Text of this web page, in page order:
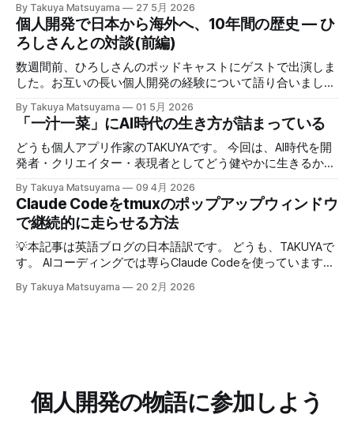
で癖になっている批判的思考を完全オフにし、相槌に全神経
を注ぐ、というものだ。「へぇ」「うん」「うーん」「なる
ほど〜」と、相手の話にどんなバリエーションで返そうかと
いう所に集中する。騙されたと思って試してみて欲しいんだ
が、このお陰で相手の話がよく理解できて、自然なフォロー
アップの質問やリアクションが浮かぶようになる。こちらか
ら頑張って面白い話をひねり出す必要が無いので、気が楽に
なった。話の結論も何もいらなくて、「そうなんですね」
「いいですね」「ほんじゃお疲れ様です〜」みたいな感じで
締めくくる。反応に困ったらとりあえず「いいですね」まじ
で便利！男相手の会話でも有効。インタビューにも応用が利
きそうだ。 天気が悪くてだるいので、やる気が出るまで部
屋でレシートの撮影などの単純作業をして過ごした。レシー
トを撮ったら事務代行さんに投げる。そのうちAIに代替させ
ーラムをチェックしたら、
By Takuya Matsuyama 27 5月 2026
個人開発で日本から海外へ、10年間の歴史 — ひ
ろしさんとの対談(前編)
数週間前、ひろしさんのポッドキャストにゲストで出演しま
した。お互いの長い個人開発の経験について語り合いまし
き起こしが出来たので、こちらに掲載します。お楽しみくだ
さい。 ※ギアアイコンをクリックして、音声と字幕を日本語
に変更できます。 00:00 イントロ:TAKUYAさんようこそ
01:32 TAKUYAさんの自己紹介:WalknoteからInkdropまで
がフリーランス案件につながった 09:17 Inkdropで食えるよ
うになるまで 12:15 なぜ最初から海外市場を狙ったのか
14:54 AI登場前、英語コピーに苦戦した話 16:18 AIバイブコ
ーディング時代をどう見ているか 17:24 全てのコードを一行
ずつレビューする使い方 21:06 AIは新幹線:速さの先にあるも
の 25:53 AI時代に「感性」が大事になる 27:
By Takuya Matsuyama 01 5月 2026
「一汁一菜」にAI時代の生き方が詰まっている
どうも個人アプリ作家のTAKUYAです。 今回は、AI時代を開
発者・クリエイター・表現者としてどう健やかに生きるか、
の「健やかに生きる」とは、心身の健康を保ちながら、もの
づくりを楽しみ続けるという意味です。 読者の中にも、最
近のAIの急速な進化の中でどう生き残り、さらに活躍してい
くかを悩んでいる方は多いのではないでしょうか。正直、す
べてに対する正解はわかりません。未来を正確に予測できる
人はいないからです。 でも自分は、ソフトウェア寄りのア
ーティストとして生きる上で大事なのは、「戦略」や「堀
菜でよいという提案」 を読んで、日々のリズムを健やかに
保つためのヒントがたくさん詰まっていると感じまし
By Takuya Matsuyama 09 4月 2026
Claude Codeをtmuxのポップアップウィンドウ
で継続的に走らせる方法
💡本記事は英語ブログの日本語訳です。 どうも、TAKUYAで
す。 AIコーディングでは専らClaude Codeを使っています。
いたのですが、幅が狭すぎてメッセージやdiffがまともに表
す。 この記事では、それを実現するためのtmuxの設定方法
を紹介します。 動画で見る(英語): ポップアップウィンドウ
By Takuya Matsuyama 20 2月 2026
個人開発の物語に参加しよう